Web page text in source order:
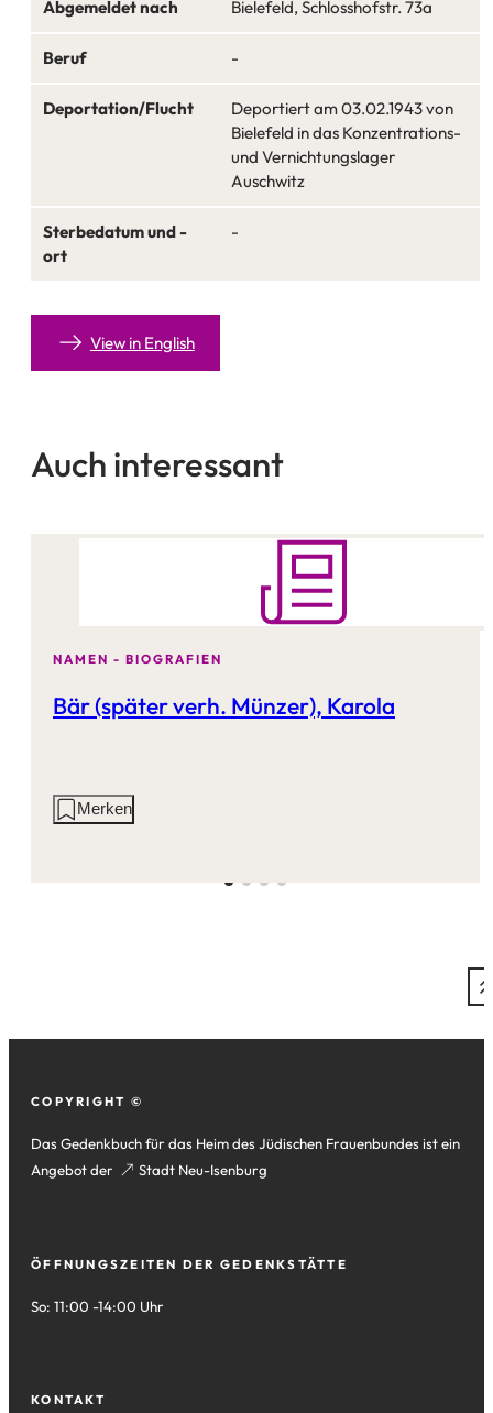
Abgemeldet nach Bielefeld, Schlosshofstr. 73a
Beruf -
Deportation/Flucht
Deportiert am 03.02.1943 von
Bielefeld in das Konzentrations-
und Vernichtungslager
Auschwitz
Sterbedatum und -
ort
-
View in English
Auch interessant
NAMEN - BIOGRAFIEN
Bär (später verh. Münzer), Karola
AktionenMerken
Fußzeile
COPYRIGHT ©
Das Gedenkbuch für das Heim des Jüdischen Frauenbundes ist ein
Angebot der
Stadt Neu-Isenburg
(Öffnet
Tab)
ÖFFNUNGSZEITEN DER GEDENKSTÄTTE
So: 11:00 -14:00 Uhr
KONTAKT